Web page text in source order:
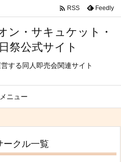
ン・サキュケット・
祭公式サイト
する同人即売会関連サイト
メニュー
 RSS Feedly
ークル一覧